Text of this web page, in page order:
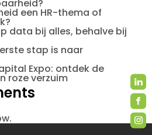
een HR-thema of
data bij alles, behalve bij
stap is naar
Expo: ontdek de
roze verzuim